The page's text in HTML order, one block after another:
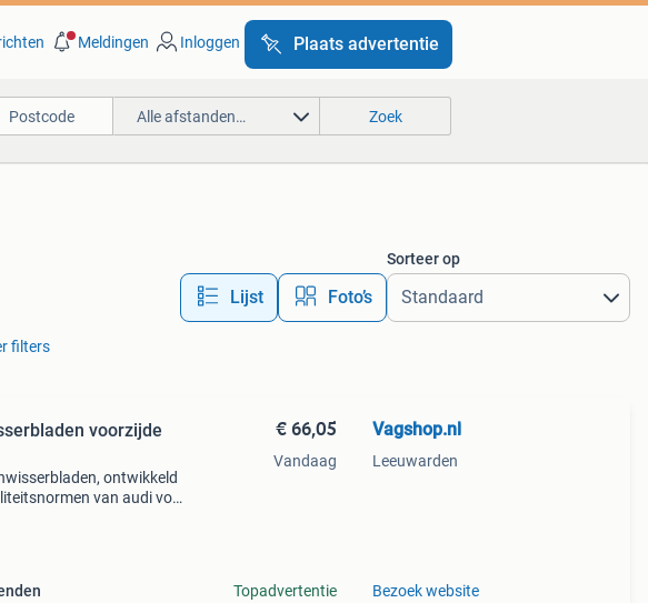
Meldingen Inloggen Plaats advertentie
Alle afstanden… Zoek
Lijst Foto’s
Sorteer op
filters
voorzijde
ontwikkeld
van audi voor
€ 66,05
Vandaag
Topadvertentie
Vagshop.nl
Leeuwarden
Bezoek website